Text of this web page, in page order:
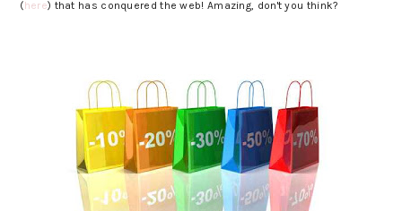
(here) that has conquered the web! Amazing, don't you think?